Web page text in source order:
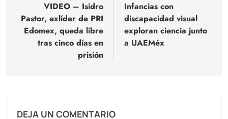
entradas
VIDEO – Isidro
Pastor, exlíder de PRI
Edomex, queda libre
tras cinco días en
prisión
Infancias con
discapacidad visual
exploran ciencia junto
a UAEMéx
DEJA UN COMENTARIO